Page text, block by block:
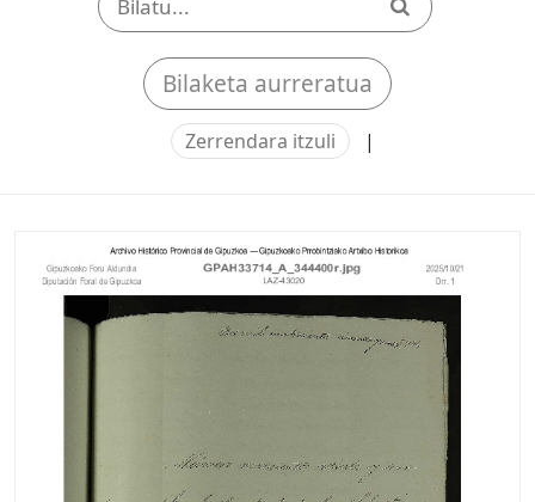
Bilaketa aurreratua
Zerrendara itzuli |